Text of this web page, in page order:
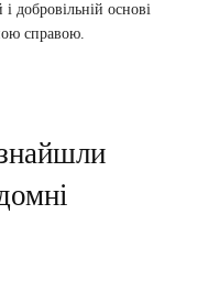
добровільній основі
справою.